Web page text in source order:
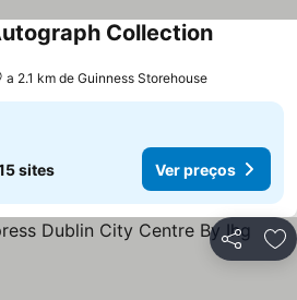
Collection
a 2.1 km de Guinness Storehouse
sites Ver preços
Partilhar